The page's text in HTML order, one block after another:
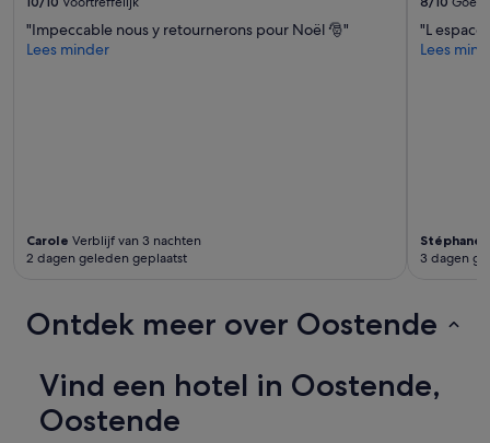
"Impeccable nous y retournerons pour Noël 🎅"
Lees minder
Carole Verblijf van 3 nachten
2 dagen geleden geplaatst
"L espace
Lees
Stéphane
3 dagen
Ontdek meer over Oostende
Vind een hotel in Oostende,
Oostende